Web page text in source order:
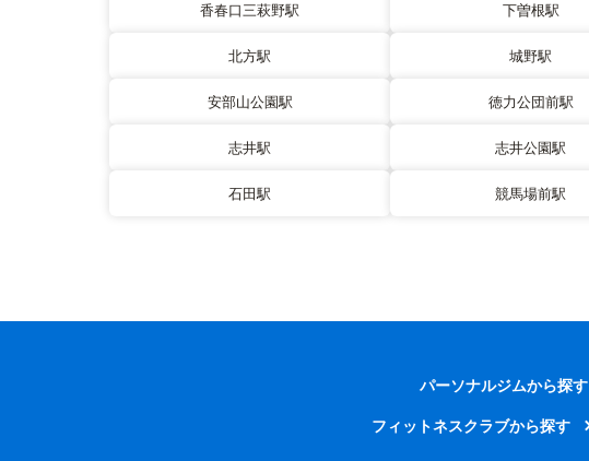
香春口三萩野駅 下曽根駅
北方駅 城野駅
安部山公園駅 徳力公団前駅
志井駅 志井公園駅
石田駅 競馬場前駅
パーソナルジムから探す
フィットネスクラブから探す